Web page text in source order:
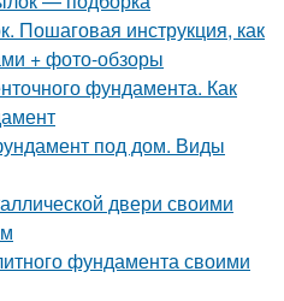
Пошаговая инструкция, как
+ фото-обзоры
фундамента. Как
под дом. Виды
двери своими
фундамента своими